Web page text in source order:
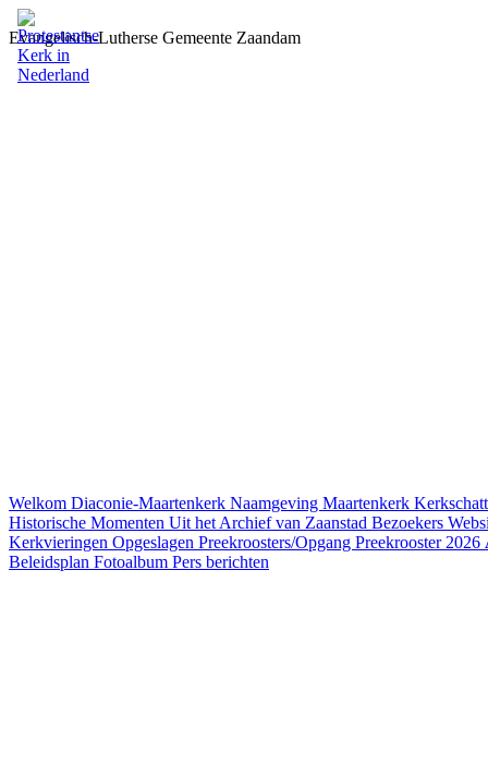
Evangelisch-Lutherse Gemeente Zaandam
Welkom Diaconie-Maartenkerk Naamgeving Maartenkerk
Historische Momenten Uit het Archief van Zaanstad Bezoekers
Kerkvieringen Opgeslagen Preekroosters/Opgang Preekrooster 2026
Beleidsplan Fotoalbum Pers berichten